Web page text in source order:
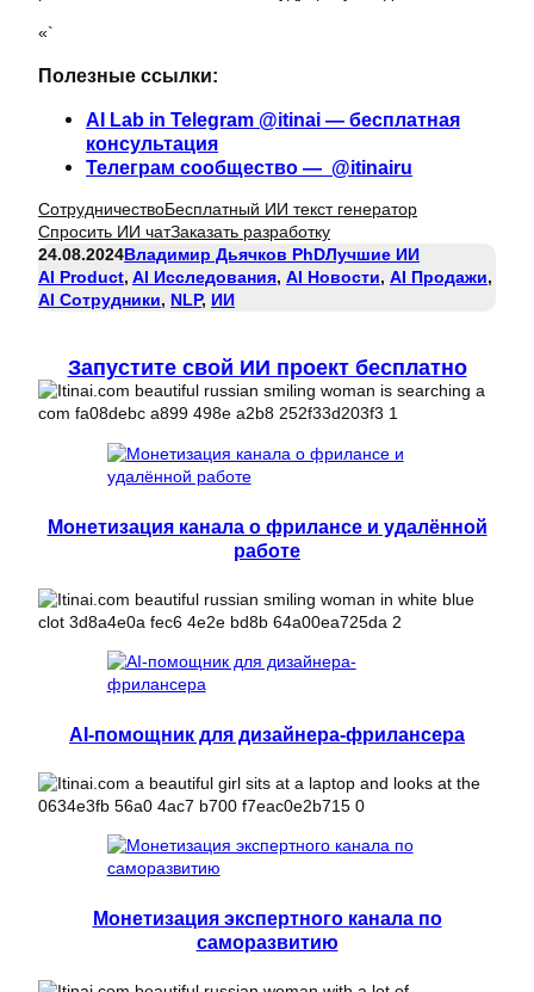
«`
Полезные ссылки:
AI Lab in Telegram @itinai — бесплатная
консультация
Телеграм сообщество — @itinairu
СотрудничествоБесплатный ИИ текст генератор
Спросить ИИ чатЗаказать разработку
24.08.2024Владимир Дьячков PhDЛучшие ИИ
AI Product, AI Исследования, AI Новости, AI Продажи
AI Сотрудники, NLP, ИИ
Запустите свой ИИ проект бесплатно
Монетизация канала о фрилансе и удалённой
работе
AI-помощник для дизайнера-фрилансера
Монетизация экспертного канала по
саморазвитию